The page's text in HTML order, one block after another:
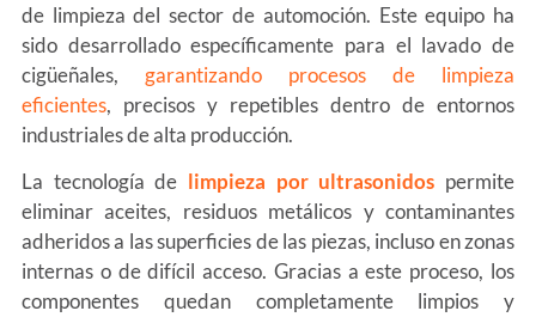
de limpieza del sector de automoción. Este equipo ha
sido desarrollado específicamente para el lavado de
cigüeñales, garantizando procesos de limpieza
eficientes, precisos y repetibles dentro de entornos
industriales de alta producción.
La tecnología de limpieza por ultrasonidos permite
eliminar aceites, residuos metálicos y contaminantes
adheridos a las superficies de las piezas, incluso en zonas
internas o de difícil acceso. Gracias a este proceso, los
componentes quedan completamente limpios y